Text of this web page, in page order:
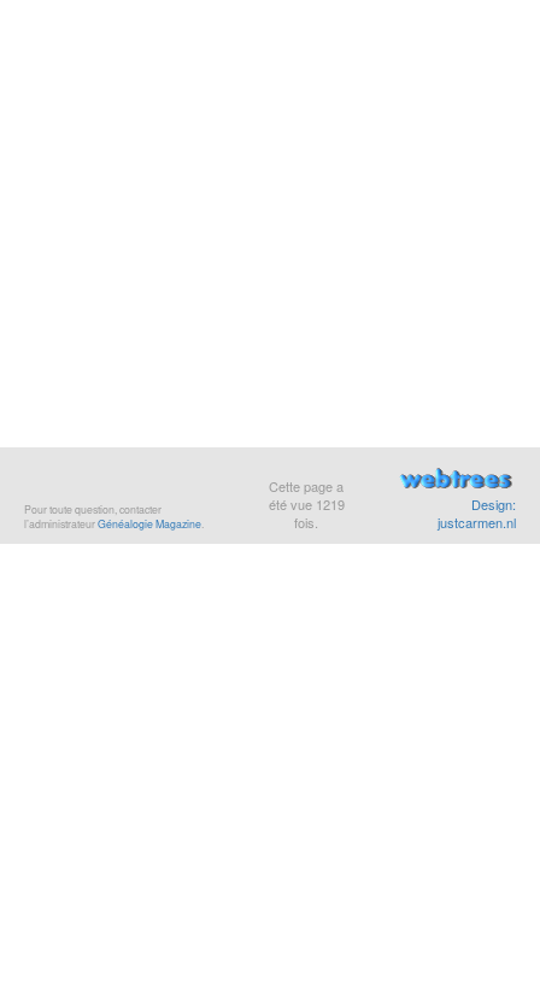
Pour toute question, contacter
l’administrateurGénéalogie Magazine.
Cette page a
été vue 1219
fois.
Design:
justcarmen.nl